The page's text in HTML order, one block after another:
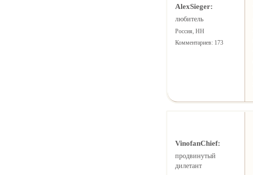
AlexSieger:
любитель
Россия, НН
Комментариев: 173
VinofanChief:
продвинутый
дилетант